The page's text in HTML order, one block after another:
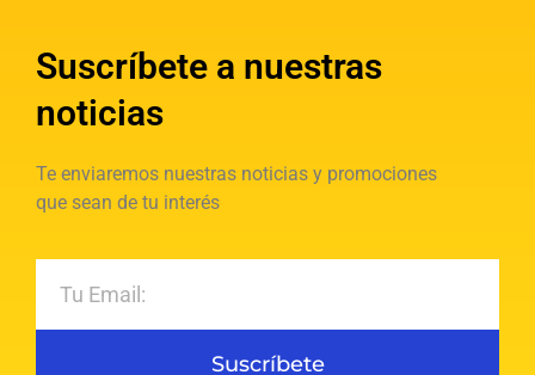
Suscríbete a nuestras
noticias
Te enviaremos nuestras noticias y promociones
que sean de tu interés
Suscríbete